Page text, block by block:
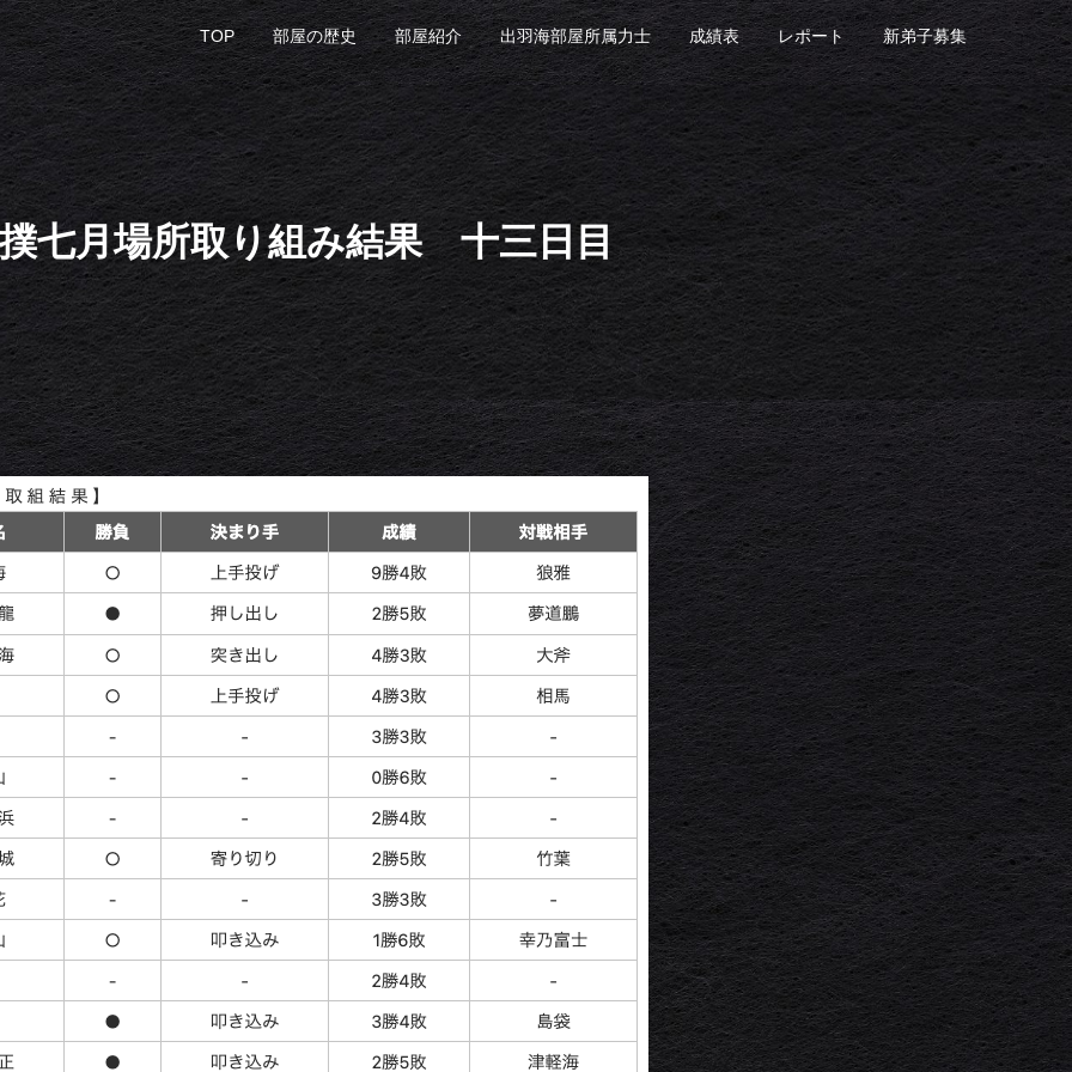
TOP 部屋の歴史 部屋紹介 出羽海部屋所属力士 成績表 レポート 新弟子募集
七月場所取り組み結果 十三日目